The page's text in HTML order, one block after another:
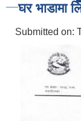
घर भाडामा
Submitted on: